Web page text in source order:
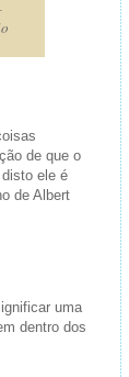
de que o
ele é
de Albert
uma
dentro dos